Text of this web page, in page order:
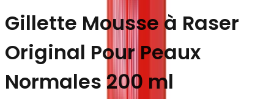
Gillette Mousse à Raser
Original Pour Peaux
Normales 200 ml